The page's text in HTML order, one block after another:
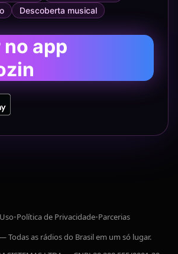
Descoberta musical
app
•Política de Privacidade•Parcerias
Todas as rádios do Brasil em um só lugar.